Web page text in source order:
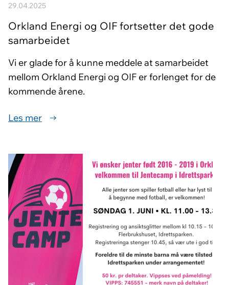
29.04.2025
Orkland Energi og OIF fortsetter det gode
samarbeidet
Vi er glade for å kunne meddele at samarbeidet
mellom Orkland Energi og OIF er forlenget for de
kommende årene.
Les mer